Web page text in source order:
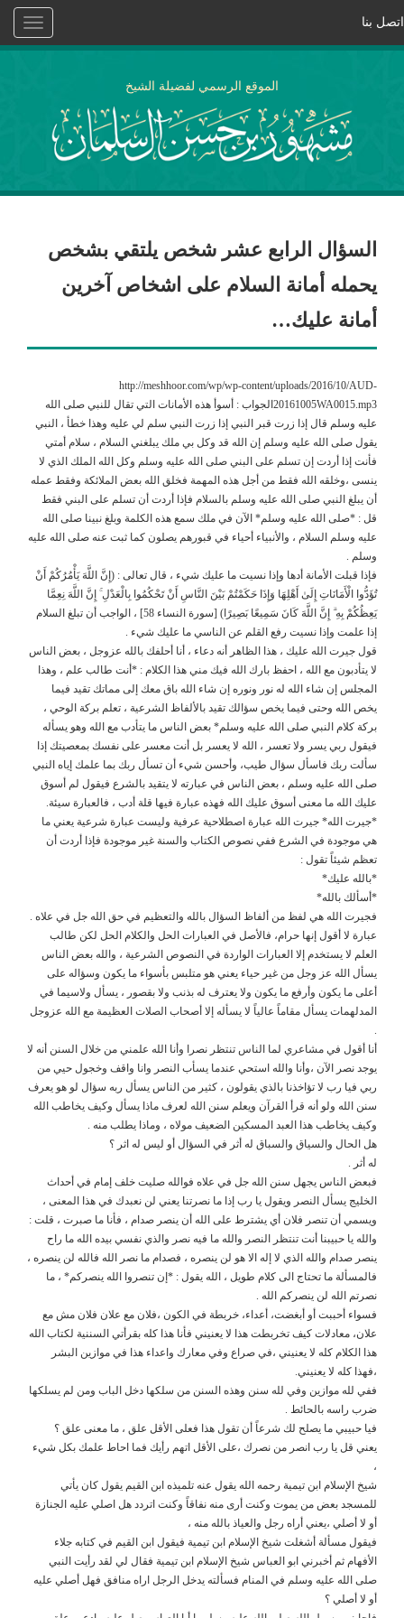
Toggle
اتصل بنا
الموقع الرسمي لفضيلة الشيخ
السؤال الرابع عشر شخص يلتقي بشخص
يحمله أمانة السلام على اشخاص آخرين
أمانة عليك…
http://meshhoor.com/wp/wp-content/uploads/2016/10/AUD-
20161005WA0015.mp3الجواب : أسوأ هذه الأمانات التي تقال للنبي صلى الله
عليه وسلم قال إذا زرت قبر النبي إذا زرت النبي سلم لي عليه وهذا خطأ ، النبي
يقول صلى الله عليه وسلم إن الله قد وكل بي ملك يبلغني السلام ، سلام أمتي
فأنت إذا أردت إن تسلم على البني صلى الله عليه وسلم وكل الله الملك الذي لا
ينسى ،وخلقه الله فقط من أجل هذه المهمة فخلق الله بعض الملائكة وفقط عمله
أن يبلغ النبي صلى الله عليه وسلم بالسلام فإذا أردت أن تسلم على البني فقط
قل : *صلى الله عليه وسلم* الآن في ملك سمع هذه الكلمة وبلغ نبينا صلى الله
عليه وسلم السلام ، والأنبياء أحياء في قبورهم يصلون كما ثبت عنه صلى الله عليه
وسلم .
فإذا قبلت الأمانة أدها وإذا نسيت ما عليك شيء ، قال تعالى : (إِنَّ اللَّهَ يَأْمُرُكُمْ أَنْ
تُؤَدُّوا الْأَمَانَاتِ إِلَىٰ أَهْلِهَا وَإِذَا حَكَمْتُمْ بَيْنَ النَّاسِ أَنْ تَحْكُمُوا بِالْعَدْلِ ۚ إِنَّ اللَّهَ نِعِمَّا
يَعِظُكُمْ بِهِ ۗ إِنَّ اللَّهَ كَانَ سَمِيعًا بَصِيرًا) [سورة النساء 58] ، الواجب أن تبلغ السلام
إذا علمت وإذا نسيت رفع القلم عن الناسي ما عليك شيء .
قول جيرت الله عليك ، هذا الظاهر أنه دعاء ، أنا أحلفك بالله عزوجل ، بعض الناس
لا يتأدبون مع الله ، احفظ بارك الله فيك مني هذا الكلام : *أنت طالب علم ، وهذا
المجلس إن شاء الله له نور ونوره إن شاء الله باق معك إلى مماتك تقيد فيما
يخص الله وحتى فيما يخص سؤالك تقيد بالألفاظ الشرعية ، تعلم بركة الوحي ،
بركة كلام النبي صلى الله عليه وسلم* بعض الناس ما يتأدب مع الله وهو يسأله
فيقول ربي يسر ولا تعسر ، الله لا يعسر بل أنت معسر على نفسك بمعصيتك إذا
سألت ربك فاسأل سؤال طيب، وأحسن شيء أن تسأل ربك بما علمك إياه النبي
صلى الله عليه وسلم ، بعض الناس في عبارته لا يتقيد بالشرع فيقول لم أسوق
عليك الله ما معنى أسوق عليك الله فهذه عبارة فيها قلة أدب ، فالعبارة سيئة.
*جيرت الله* جيرت الله عبارة اصطلاحية عرفية وليست عبارة شرعية يعني ما
هي موجودة في الشرع ففي نصوص الكتاب والسنة غير موجودة فإذا أردت أن
تعظم شيئاً تقول :
*بالله عليك*
*أسألك بالله*
فجيرت الله هي لفظ من ألفاظ السؤال بالله والتعظيم في حق الله جل في علاه .
عبارة لا أقول إنها حرام، فالأصل في العبارات الحل والكلام الحل لكن طالب
العلم لا يستخدم إلا العبارات الواردة في النصوص الشرعية ، والله بعض الناس
يسأل الله عز وجل من غير حياء يعني هو متلبس بأسواء ما يكون وسؤاله على
أعلى ما يكون وأرفع ما يكون ولا يعترف له بذنب ولا بقصور ، يسأل ولاسيما في
المدلهمات يسأل مقاماً عالياً لا يسأله إلا أصحاب الصلات العظيمة مع الله عزوجل
أنا أقول في مشاعري لما الناس تنتظر نصرا وأنا الله علمني من خلال السنن أنه لا
يوجد نصر الآن ،وأنا والله استحي عندما يسأب النصر وانا واقف وخجول حيي من
ربي فيا رب لا تؤاخذنا بالذي يقولون ، كثير من الناس يسأل ربه سؤال لو هو يعرف
سنن الله ولو أنه قرأ القرآن ويعلم سنن الله لعرف ماذا يسأل وكيف يخاطب الله
وكيف يخاطب هذا العبد المسكين الضعيف مولاه ، وماذا يطلب منه .
هل الحال والسياق والسباق له أثر في السؤال أو ليس له اثر ؟
له أثر .
فبعض الناس يجهل سنن الله جل في علاه فوالله صليت خلف إمام في أحداث
الخليج يسأل النصر ويقول يا رب إذا ما نصرتنا يعني لن نعبدك في هذا المعنى ،
ويسمي أن تنصر فلان أي يشترط على الله أن ينصر صدام ، فأنا ما صبرت ، قلت :
والله يا حبيبنا أنت تنتظر النصر والله ما فيه نصر والذي نفسي بيده الله ما راح
ينصر صدام والله الذي لا إله الا هو لن ينصره ، فصدام ما نصر الله فالله لن ينصره ،
فالمسألة ما تحتاج الى كلام طويل ، الله يقول : *إن تنصروا الله ينصركم* ، ما
نصرتم الله لن ينصركم الله .
فسواء أحببت أو أبغضت، أعداء، خربطة في الكون ،فلان مع علان فلان مش مع
علان، معادلات كيف تخربطت هذا لا يعنيني فأنا هذا كله بقرأتي السننية لكتاب الله
هذا الكلام كله لا يعنيني ،في صراع وفي معارك واعداء هذا في موازين البشر
،فهذا كله لا يعنيني.
ففي لله موازين وفي لله سنن وهذه السنن من سلكها دخل الباب ومن لم يسلكها
ضرب راسه بالحائط .
فيا حبيبي ما يصلح لك شرعاً أن تقول هذا فعلى الأقل علق ، ما معنى علق ؟
يعني قل يا رب انصر من نصرك ،على الأقل اتهم رأيك فما احاط علمك بكل شيء
،
شيخ الإسلام ابن تيمية رحمه الله يقول عنه تلميذه ابن القيم يقول كان يأتي
للمسجد بعض من يموت وكنت أرى منه نفاقاً وكنت اتردد هل اصلي عليه الجنازة
أو ﻻ أصلي ،يعني أراه رجل والعياذ بالله منه ،
فيقول مسألة أشغلت شيخ الإسلام ابن تيمية فيقول ابن القيم في كتابه جلاء
الأفهام ثم أخبرني ابو العباس شيخ الإسلام ابن تيمية فقال لي لقد رأيت النبي
صلى الله عليه وسلم في المنام فسألته يدخل الرجل اراه منافق فهل أصلي عليه
أو لا أصلي ؟